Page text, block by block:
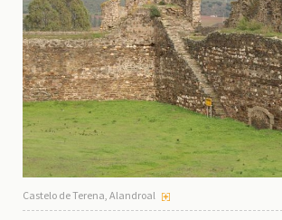
Castelo de Terena, Alandroal